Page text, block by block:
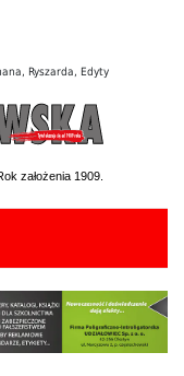
Ryszarda, Edyty
założenia 1909.